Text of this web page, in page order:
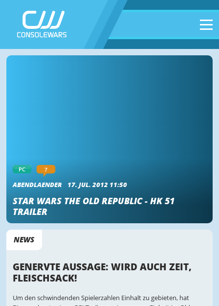
PC 7
ABENDLAENDER 17. JUL. 2012 11:50
STAR WARS THE OLD REPUBLIC - HK 51
TRAILER
NEWS
GENERVTE AUSSAGE: WIRD AUCH ZEIT,
FLEISCHSACK!
Um den schwindenden Spielerzahlen Einhalt zu gebieten, hat